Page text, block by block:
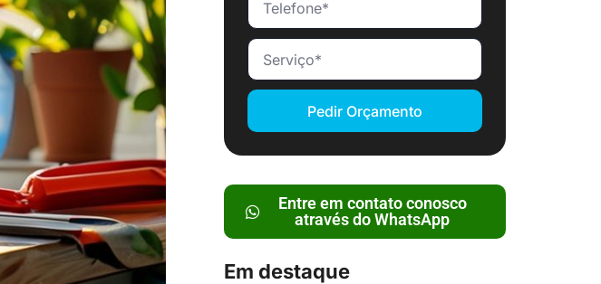
Pedir Orçamento
Entre em contato conosco
através do WhatsApp
Em destaque